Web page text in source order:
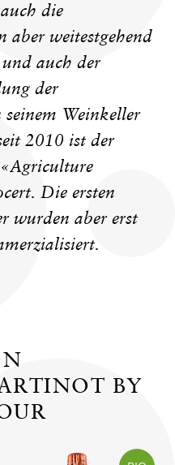
die
aber weitestgehend
auch der
der
Weinkeller
2010 ist der
Die ersten
wurden aber erst
BY